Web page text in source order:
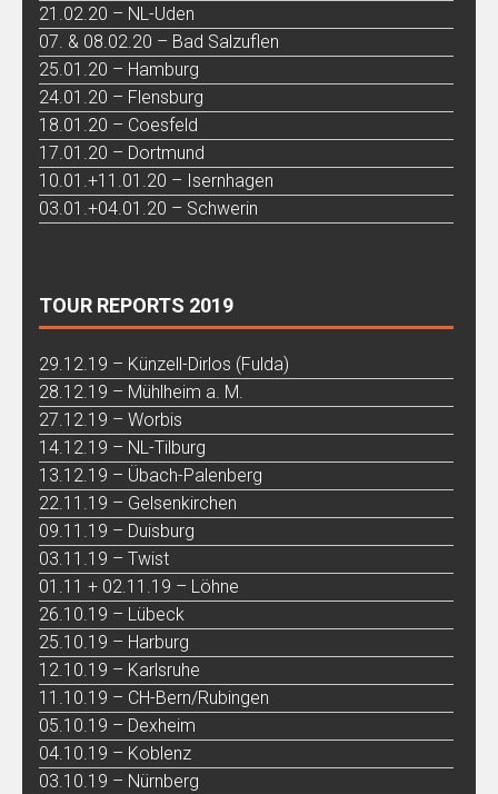
21.02.20 – NL-Uden
07. & 08.02.20 – Bad Salzuflen
25.01.20 – Hamburg
24.01.20 – Flensburg
18.01.20 – Coesfeld
17.01.20 – Dortmund
10.01.+11.01.20 – Isernhagen
03.01.+04.01.20 – Schwerin
TOUR REPORTS 2019
29.12.19 – Künzell-Dirlos (Fulda)
28.12.19 – Mühlheim a. M.
27.12.19 – Worbis
14.12.19 – NL-Tilburg
13.12.19 – Übach-Palenberg
22.11.19 – Gelsenkirchen
09.11.19 – Duisburg
03.11.19 – Twist
01.11 + 02.11.19 – Löhne
26.10.19 – Lübeck
25.10.19 – Harburg
12.10.19 – Karlsruhe
11.10.19 – CH-Bern/Rubingen
05.10.19 – Dexheim
04.10.19 – Koblenz
03.10.19 – Nürnberg